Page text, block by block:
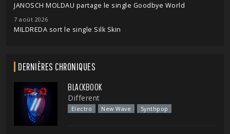
JANOSCH MOLDAU partage le single Goodbye World
7 août 2026
MILDREDA sort le single Silk Skin
DERNIÈRES CHRONIQUES
BLACKBOOK
Different
Electro New Wave Synthpop